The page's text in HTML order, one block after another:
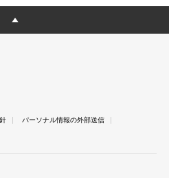
パーソナル情報の外部送信